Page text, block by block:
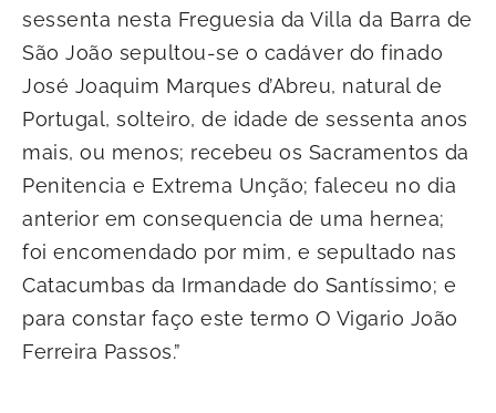
sessenta nesta Freguesia da Villa da Barra de
São João sepultou-se o cadáver do finado
José Joaquim Marques d’Abreu, natural de
Portugal, solteiro, de idade de sessenta anos
mais, ou menos; recebeu os Sacramentos da
Penitencia e Extrema Unção; faleceu no dia
anterior em consequencia de uma hernea;
foi encomendado por mim, e sepultado nas
Catacumbas da Irmandade do Santíssimo; e
para constar faço este termo O Vigario João
Ferreira Passos.”